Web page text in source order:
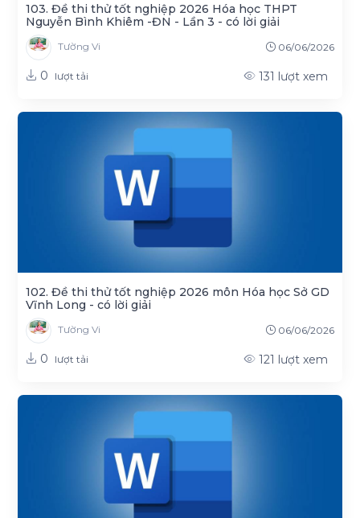
103. Đề thi thử tốt nghiệp 2026 Hóa học THPT
Nguyễn Bình Khiêm -ĐN - Lần 3 - có lời giải
Tường Vi 06/06/2026
0 lượt tải 131 lượt xem
102. Đề thi thử tốt nghiệp 2026 môn Hóa học Sở GD
Vĩnh Long - có lời giải
Tường Vi 06/06/2026
0 lượt tải 121 lượt xem